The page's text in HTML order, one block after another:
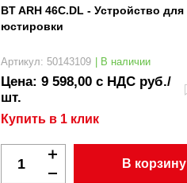
BT ARH 46C.DL - Устройство для
юстировки
Артикул: 50143109 | В наличии
Цена: 9 598,00 с НДС руб./
шт.
Купить в 1 клик
В корзину